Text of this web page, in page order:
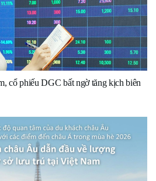
cổ phiếu DGC bất ngờ tăng kịch biên